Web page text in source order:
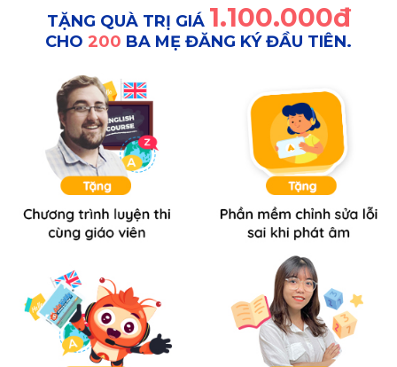
TẶNG QUÀ TRỊ GIÁ 1.100.000đ
CHO 200 BA MẸ ĐĂNG KÝ ĐẦU TIÊN.